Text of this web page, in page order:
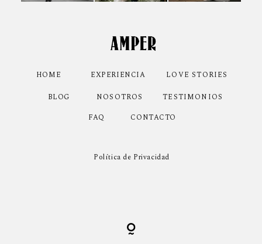
NOSOTROS
LOVE STORIES
BLOG
EXPERIENCIA
TESTIMONIOS
FAQ
CONTACTO
HOME
Política de Privacidad